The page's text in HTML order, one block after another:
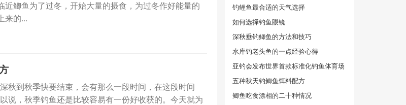
鲫鱼为了过冬，开始大量的摄食，为过冬作好能量的
来的...
秋到秋季快要结束，会有那么一段时间，在这段时间
说，秋季钓鱼还是比较容易有一份好收获的。今天就为
钓鲤鱼最合适的天气选择
如何选择钓鱼眼镜
深秋垂钓鲫鱼的方法和技巧
水库钓老头鱼的一点经验心得
亚钓会发布世界首款标准化钓鱼体育场
五种秋天钓鲫鱼饵料配方
鲫鱼吃食漂相的二十种情况